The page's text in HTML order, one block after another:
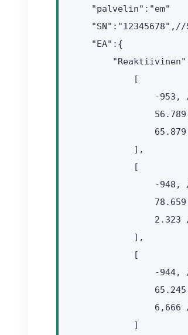
    "palvelin":"em"
    "EA":{
            [
-953,
            ],
            [
-948,
2.323
            ],
            [
-944,
6,666
            ]